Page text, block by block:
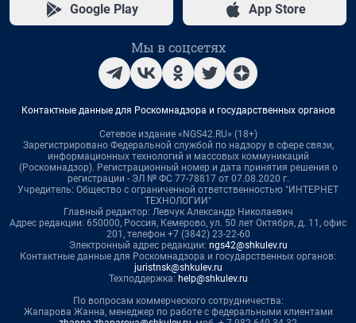
Google Play App Store
Мы в соцсетях
Контактные данные для Роскомнадзора и государственных органов
Сетевое издание «NGS42.RU» (18+)
Зарегистрировано Федеральной службой по надзору в сфере связи,
информационных технологий и массовых коммуникаций
(Роскомнадзор). Регистрационный номер и дата принятия решения о
регистрации - ЭЛ № ФС 77-78817 от 07.08.2020 г.
Учредитель: Общество с ограниченной ответственностью "ИНТЕРНЕТ
ТЕХНОЛОГИИ"
Главный редактор: Левчук Александр Николаевич
Адрес редакции: 650000, Россия, Кемерово, ул. 50 лет Октября, д. 11, офис
201, телефон +7 (3842) 23-22-60
Электронный адрес редакции: ngs42@shkulev.ru
Контактные данные для Роскомнадзора и государственных органов:
juristnsk@shkulev.ru
Техподдержка: help@shkulev.ru
По вопросам коммерческого сотрудничества:
Жапарова Жанна, менеджер по работе с федеральными клиентами